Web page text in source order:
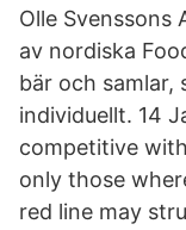
Olle Svenssons
av nordiska
bär och samlar,
individuellt. 14
competitive
only those
red line may